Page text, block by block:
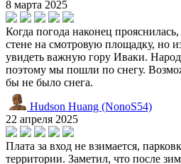
8 марта 2025
Когда погода наконец
стене на смотровую площадку, но
увидеть важную гору Иваки.
поэтому мы пошли по снегу.
бы не было снега.
Hudson Huang (NonoS54)
22 апреля 2025
Плата за вход не взимается,
территории. Заметил, что после